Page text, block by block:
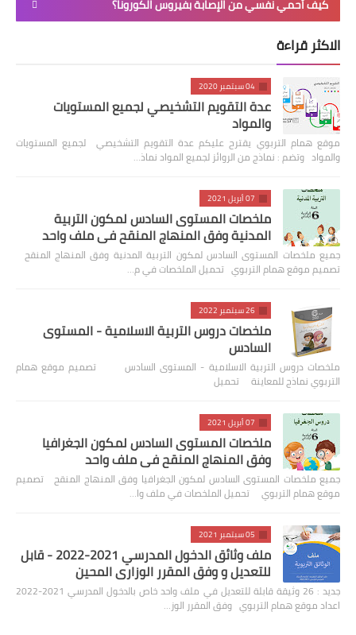
كيف أحمي نفسي من الإصابة بفيروس الكورونا؟
الاكثر قراءة
04 سبتمبر 2020
عدة التقويم التشخيصي لجميع المستويات
والمواد
موقع همام التربوي يقترح عليكم عدة التقويم التشخيصي لجميع المستويات
والمواد وتضم : نماذج من الروائز لجميع المواد نماذ…
07 أبريل 2021
ملخصات المستوى السادس لمكون التربية
المدنية وفق المنهاج المنقح في ملف واحد
جميع ملخصات المستوى السادس لمكون التربية المدنية وفق المنهاج المنقح
تصميم موقع همام التربوي تحميل الملخصات في م…
26 سبتمبر 2022
ملخصات دروس التربية الاسلامية - المستوى
السادس
ملخصات دروس التربية الاسلامية - المستوى السادس تصميم موقع همام
التربوي نماذج للمعاينة تحميل
07 أبريل 2021
ملخصات المستوى السادس لمكون الجغرافيا
وفق المنهاج المنقح في ملف واحد
جميع ملخصات المستوى السادس لمكون الجغرافيا وفق المنهاج المنقح تصميم
موقع همام التربوي تحميل الملخصات في ملف وا…
05 سبتمبر 2021
ملف وثائق الدخول المدرسي 2021-2022 - قابل
للتعديل و وفق المقرر الوزاري المحين
جديد : 26 وثيقة قابلة للتعديل في ملف واحد خاص بالدخول المدرسي 2021-2022
اعداد موقع همام التربوي وفق المقرر الوز…